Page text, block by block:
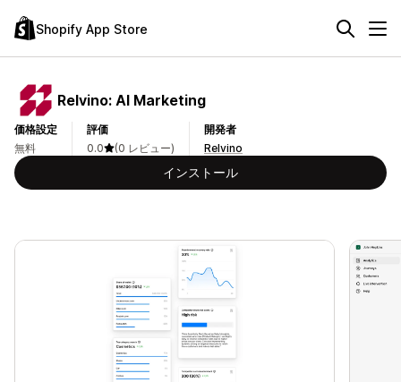
Shopify App Store
Relvino: AI Marketing
価格設定
無料
評価
0.0
(0 レビュー)
開発者
Relvino
インストール